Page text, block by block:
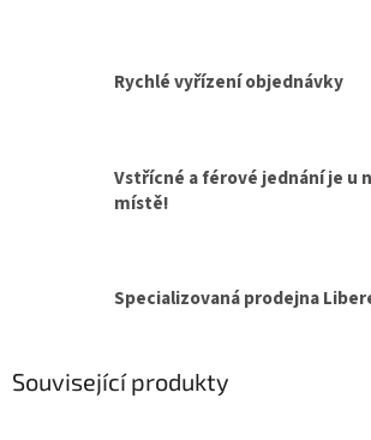
Rychlé vyřízení objednávky
Vstřícné a férové jednání je u
místě!
Specializovaná prodejna
Související produkty